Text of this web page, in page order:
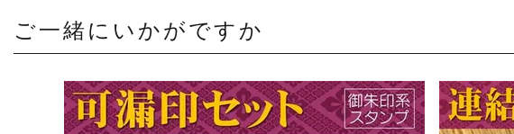
ご一緒にいかがですか